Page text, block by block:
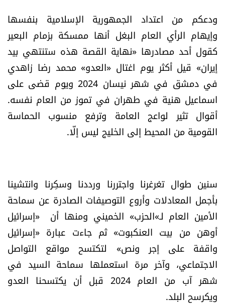
الصحافة الإسرائيلية
ثقافة وفنون
فصل من كتاب
اقرأ تضحك
سجالات
صحّة وصحن
الرياضة
منوّعات
حظّك اليوم
ودعكم من اعتداد الجمهورية الإسلامية بنفسها
وإيهام الرأي العام البغل أنها ممسكة بزمام البعير
كقول أحد مصادرها «نهاية القصة هذه ستنتهي بيد
إيران» قيل أكثر يوم اغتال «العدو» محمد رضا زاهدي
في دمشق في شهر نيسان 2024 ويوم قضى على
اسماعيل هنية في طهران في تموز من العام نفسه.
أقوال تثير لواعج العامة وترفع منسوب الحماسة
القومية من المحيط إلى الخليج ليس إلّا.
سنين طوال تغرغرنا واجتررنا ورددنا وسكِرنا وانتشينا
بأجمل المعادلات وأروع التوصيفات الصادرة عن سماحة
الأمين العام لـ»الحزب» الخميني ومنها أن «إسرائيل
أوهن من بيت العنكبوت» ثم جاءت عبارة «إسرائيل
واقفة على إجر ونص» لتكتسح مواقع التواصل
الاجتماعي، وآخر مرة استعملها سماحة السيد في
شهر آب من العام 2024 قبل أن يكتسحنا العدو
ويكرسح البلد.